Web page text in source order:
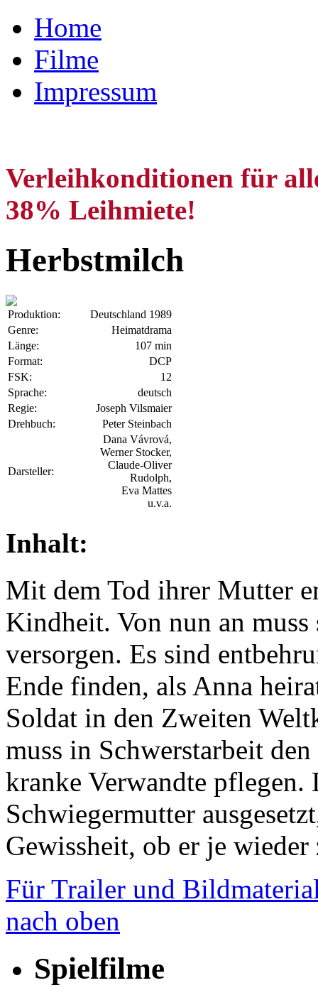
Home
Filme
Impressum
Verleihkonditionen für
38% Leihmiete!
Herbstmilch
Produktion:
Deutschland 1989
Genre:
Heimatdrama
Länge:
107 min
Format:
DCP
FSK:
12
Sprache:
deutsch
Regie:
Joseph Vilsmaier
Drehbuch:
Peter Steinbach
Darsteller:
Dana Vávrová,
Werner Stocker,
Claude-Oliver
Rudolph,
Eva Mattes
u.v.a.
Inhalt:
Mit dem Tod ihrer Mutter
Kindheit. Von nun an
versorgen. Es sind
Ende finden, als Anna
Soldat in den Zweiten
muss in Schwerstarbeit
kranke Verwandte pflegen.
Schwiegermutter
Gewissheit, ob er je
Für Trailer und
nach oben
Spielfilme